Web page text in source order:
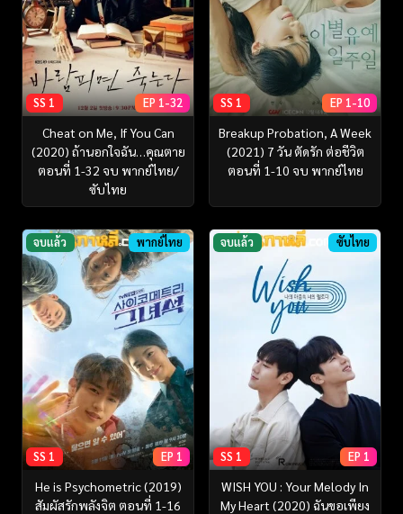
SS 1 EP 1-32
Cheat on Me, If You Can
(2020) ถ้านอกใจฉัน…คุณตาย
ตอนที่ 1-32 จบ พากย์ไทย/
ซับไทย
SS 1 EP 1-10
Breakup Probation, A Week
(2021) 7 วัน ตัดรัก ต่อชีวิต
ตอนที่ 1-10 จบ พากย์ไทย
จบแล้ว พากย์ไทย
SS 1 EP 1
He is Psychometric (2019)
สัมผัสรักพลังจิต ตอนที่ 1-16
จบแล้ว ซับไทย
SS 1 EP 1
WISH YOU : Your Melody In
My Heart (2020) ฉันขอเพียง